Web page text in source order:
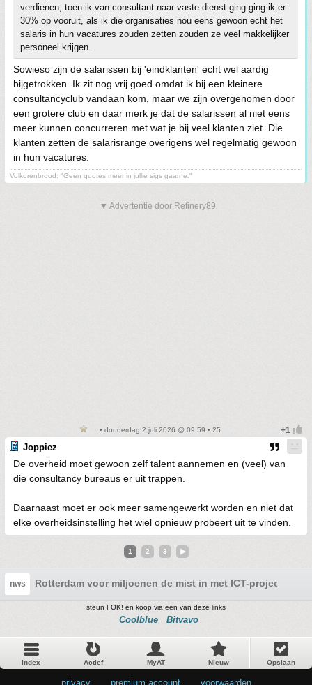
verdienen, toen ik van consultant naar vaste dienst ging ging ik er
30% op vooruit, als ik die organisaties nou eens gewoon echt het
salaris in hun vacatures zouden zetten zouden ze veel makkelijker
personeel krijgen.
Sowieso zijn de salarissen bij 'eindklanten' echt wel aardig
bijgetrokken. Ik zit nog vrij goed omdat ik bij een kleinere
consultancyclub vandaan kom, maar we zijn overgenomen door
een grotere club en daar merk je dat de salarissen al niet eens
meer kunnen concurreren met wat je bij veel klanten ziet. Die
klanten zetten de salarisrange overigens wel regelmatig gewoon
in hun vacatures.
Volkorenbrood: "Geen quotes meer in jullie sigs gaarne."
▼ Advertentie door Refinery89
• donderdag 2 juli 2026 @ 09:59 • 25
Joppiez
De overheid moet gewoon zelf talent aannemen en (veel) van
die consultancy bureaus er uit trappen.
Daarnaast moet er ook meer samengewerkt worden en niet dat
elke overheidsinstelling het wiel opnieuw probeert uit te vinden.
1 2 3
nws Rotterdam voor miljoenen de mist in met ICT-project
steun FOK! en koop via een van deze links
Coolblue Bitvavo
Index Actief MyAT Nieuw Opslaan
privacy premium account voorwaarden